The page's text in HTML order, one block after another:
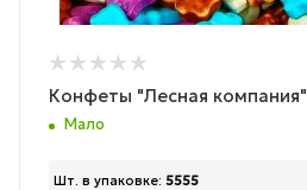
Конфеты "Лесная компания"
Мало
Шт. в упаковке: 5555